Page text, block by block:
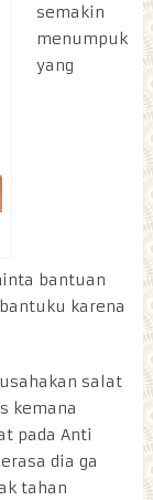
semakin
menumpuk
yang
bantuan
karena
salat
kemana
pada Anti
dia ga
tahan